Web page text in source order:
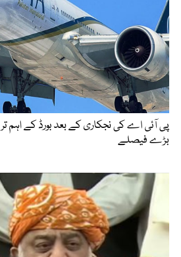
پی آئی اے کی نجکاری کے بعد بورڈ کے اہم
بڑے فیصلے